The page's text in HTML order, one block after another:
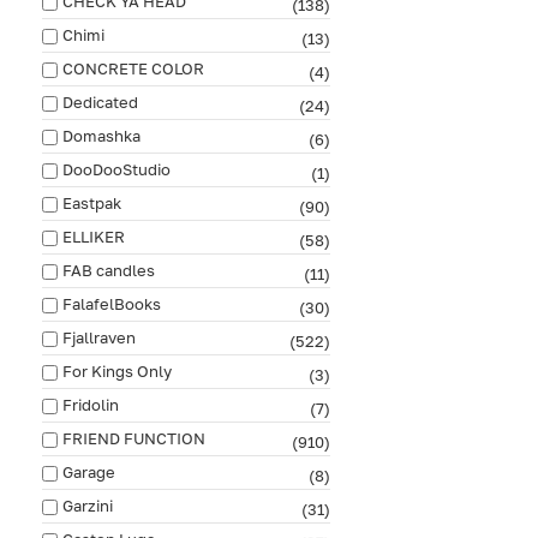
(138)
Chimi
(13)
CONCRETE COLOR
(4)
Dedicated
(24)
Domashka
(6)
DooDooStudio
(1)
Eastpak
(90)
ELLIKER
(58)
FAB сandles
(11)
FalafelBooks
(30)
Fjallraven
(522)
For Kings Only
(3)
Fridolin
(7)
FRIEND FUNCTION
(910)
Garage
(8)
Garzini
(31)